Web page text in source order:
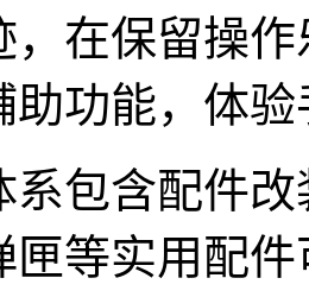
，在保留操
助功能，体
系包含配件
匣等实用配